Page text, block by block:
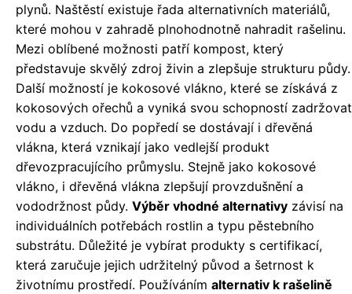
plynů. Naštěstí existuje řada alternativních materiálů,
které mohou v zahradě plnohodnotně nahradit rašelinu.
Mezi oblíbené možnosti patří kompost, který
představuje skvělý zdroj živin a zlepšuje strukturu půdy.
Další možností je kokosové vlákno, které se získává z
kokosových ořechů a vyniká svou schopností zadržovat
vodu a vzduch. Do popředí se dostávají i dřevěná
vlákna, která vznikají jako vedlejší produkt
dřevozpracujícího průmyslu. Stejně jako kokosové
vlákno, i dřevěná vlákna zlepšují provzdušnění a
vododržnost půdy. Výběr vhodné alternativy závisí na
individuálních potřebách rostlin a typu pěstebního
substrátu. Důležité je vybírat produkty s certifikací,
která zaručuje jejich udržitelný původ a šetrnost k
životnímu prostředí. Používáním alternativ k rašelině